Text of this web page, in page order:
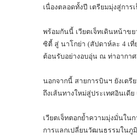
เนื่องตลอดทั้งปี เตรียมมุ่งสู่กา
พร้อมกันนี้ เวียตเจ็ทเดินหน้าข
ซิตี้ สู่ นาโกย่า (สัปดาห์ละ 4 เที่
ต้อนรับอย่างอบอุ่น ณ ท่าอากา
นอกจากนี้ สายการบินฯ ยังเตรี
ถึงเส้นทางใหม่สู่ประเทศอินเดี
เวียตเจ็ทตอกย้ำความมุ่งมั่นใน
การแลกเปลี่ยนวัฒนธรรมในภู